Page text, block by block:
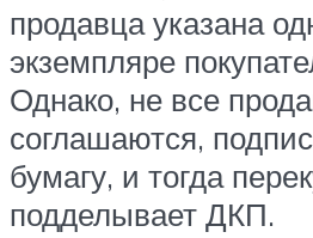
продавца указана
экземпляре
Однако, не все
соглашаются,
бумагу, и тогда
подделывает ДКП.